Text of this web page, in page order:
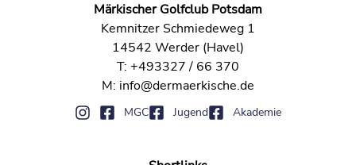
Märkischer Golfclub Potsdam
Kemnitzer Schmiedeweg 1
14542 Werder (Havel)
T: +493327 / 66 370
M: info@dermaerkische.de
MGC Jugend Akademie